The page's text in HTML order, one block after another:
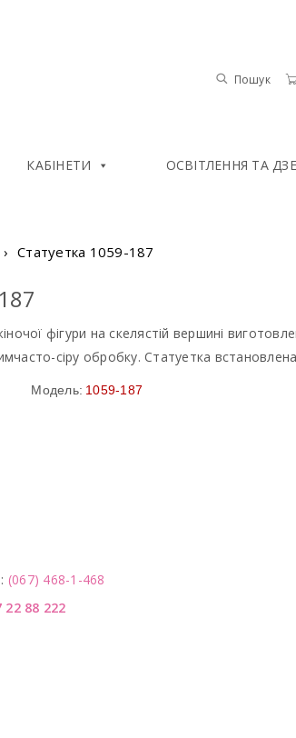
Пошук
КАБІНЕТИ ОСВІТЛЕННЯ ТА
› Статуетка 1059-187
фігури на скелястій вершині
сіру обробку. Статуетка
Модель: 1059-187
(067) 468-1-468
22 88 222